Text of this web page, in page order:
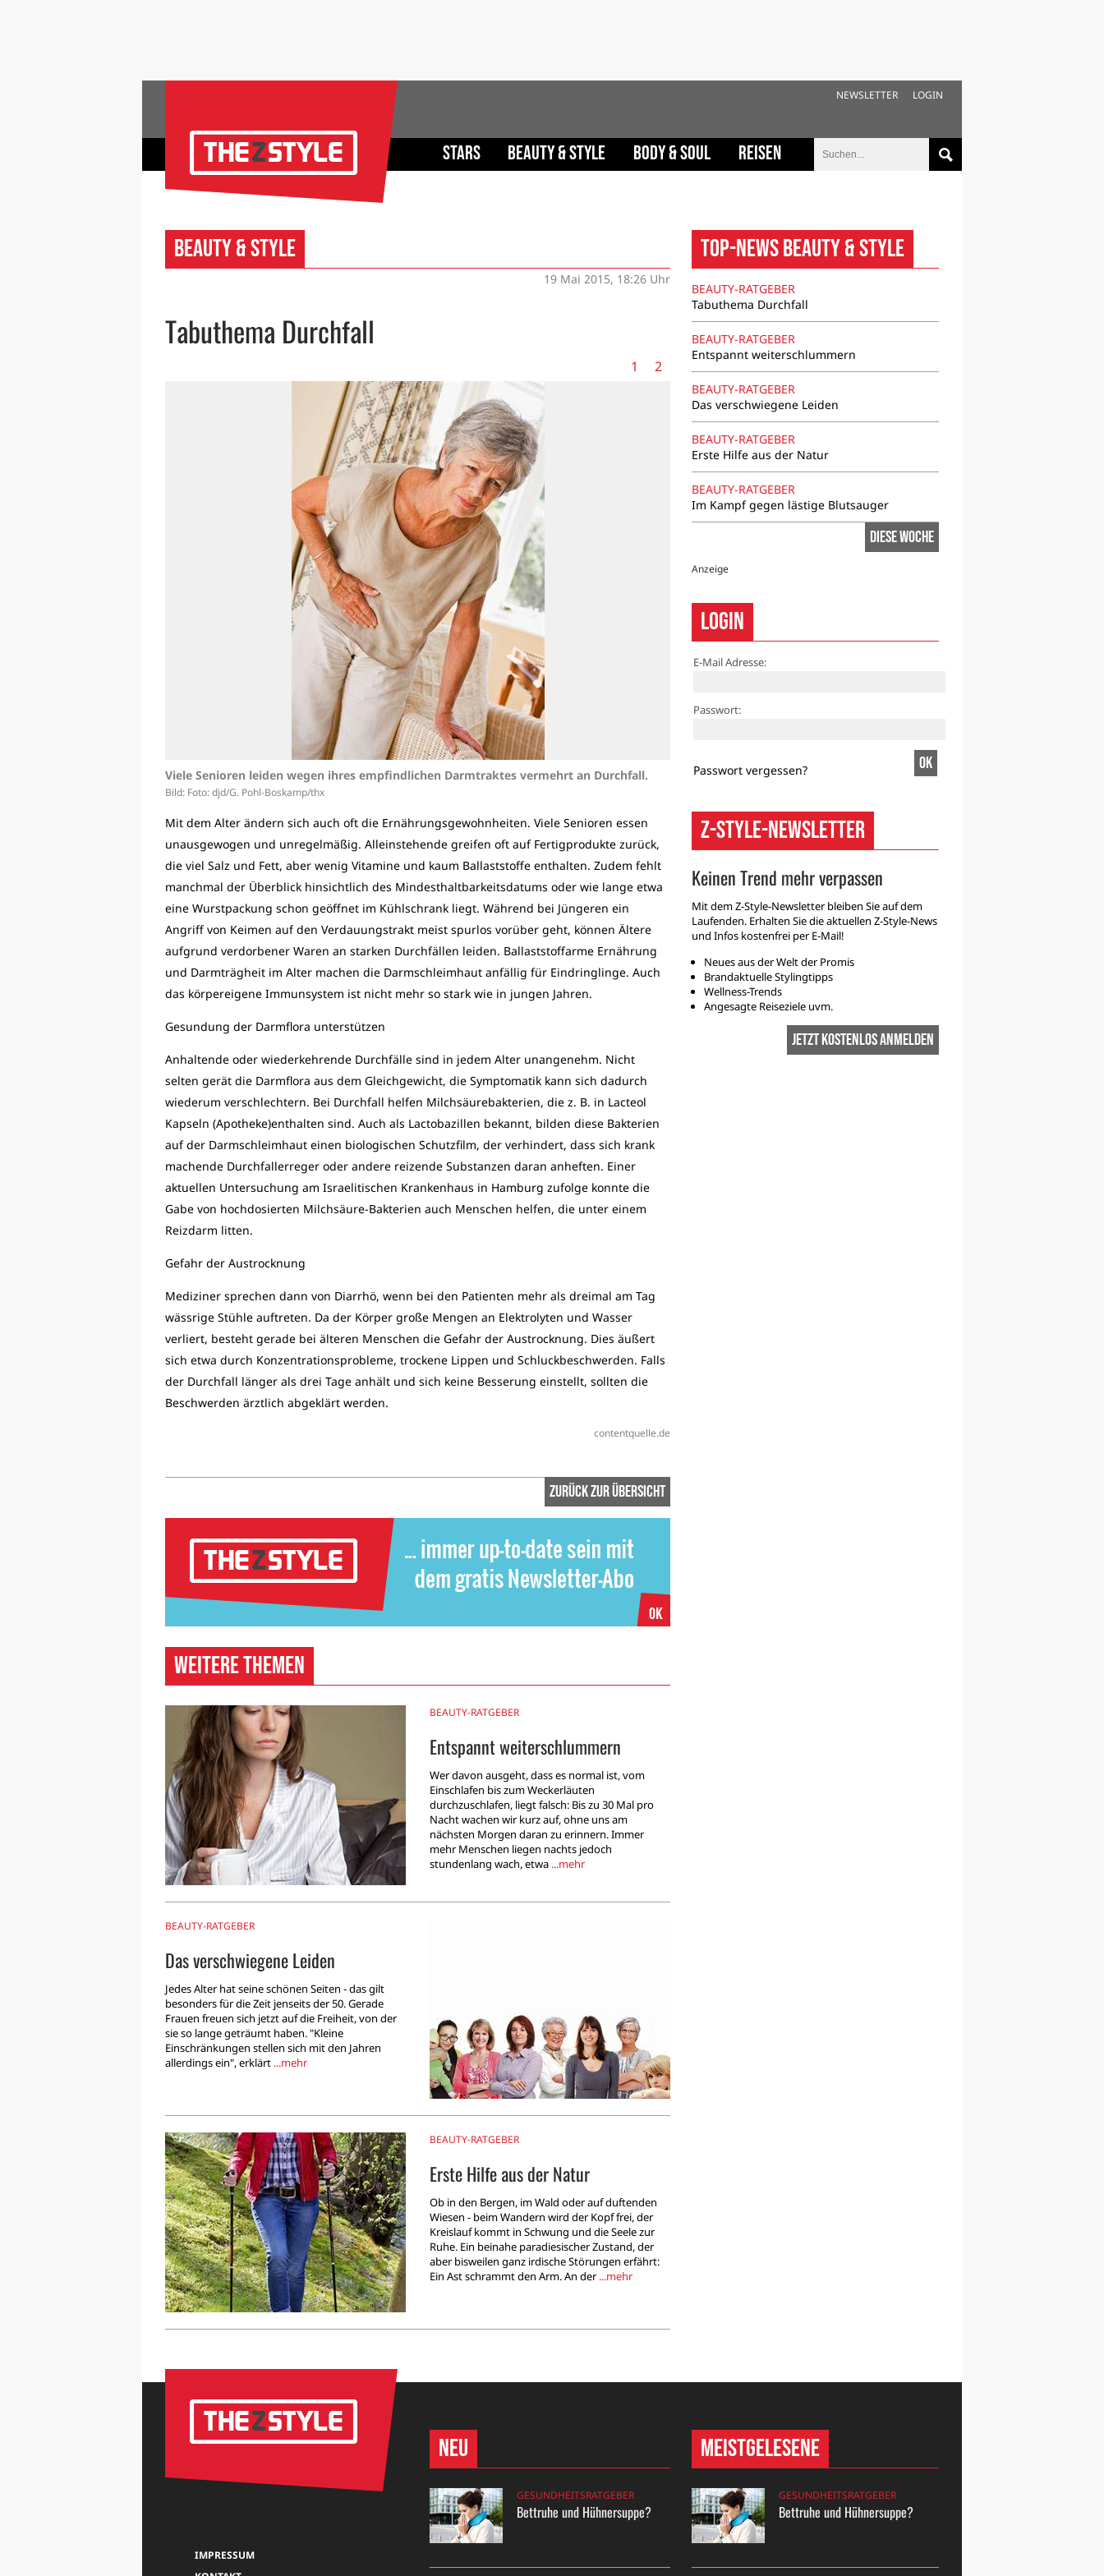
NEWSLETTER LOGIN
Stars Beauty & Style Body & Soul Reisen
Beauty & Style
19 Mai 2015, 18:26 Uhr
Tabuthema Durchfall
1 2
Viele Senioren leiden wegen ihres empfindlichen Darmtraktes vermehrt an Durchfall.
Bild: Foto: djd/G. Pohl-Boskamp/thx
Ist die Darmflora aus dem Gleichgewicht geraten, können Lactobazillen die
Bild: Foto: djd/G. Pohl-Boskamp
Mit dem Alter ändern sich auch oft die Ernährungsgewohnheiten. Viele Senioren essen
unausgewogen und unregelmäßig. Alleinstehende greifen oft auf Fertigprodukte zurück,
die viel Salz und Fett, aber wenig Vitamine und kaum Ballaststoffe enthalten. Zudem fehlt
manchmal der Überblick hinsichtlich des Mindesthaltbarkeitsdatums oder wie lange etwa
eine Wurstpackung schon geöffnet im Kühlschrank liegt. Während bei Jüngeren ein
Angriff von Keimen auf den Verdauungstrakt meist spurlos vorüber geht, können Ältere
aufgrund verdorbener Waren an starken Durchfällen leiden. Ballaststoffarme Ernährung
und Darmträgheit im Alter machen die Darmschleimhaut anfällig für Eindringlinge. Auch
das körpereigene Immunsystem ist nicht mehr so stark wie in jungen Jahren.
Gesundung der Darmflora unterstützen
Anhaltende oder wiederkehrende Durchfälle sind in jedem Alter unangenehm. Nicht
selten gerät die Darmflora aus dem Gleichgewicht, die Symptomatik kann sich dadurch
wiederum verschlechtern. Bei Durchfall helfen Milchsäurebakterien, die z. B. in Lacteol
Kapseln (Apotheke)enthalten sind. Auch als Lactobazillen bekannt, bilden diese Bakterien
auf der Darmschleimhaut einen biologischen Schutzfilm, der verhindert, dass sich krank
machende Durchfallerreger oder andere reizende Substanzen daran anheften. Einer
aktuellen Untersuchung am Israelitischen Krankenhaus in Hamburg zufolge konnte die
Gabe von hochdosierten Milchsäure-Bakterien auch Menschen helfen, die unter einem
Reizdarm litten.
Gefahr der Austrocknung
Mediziner sprechen dann von Diarrhö, wenn bei den Patienten mehr als dreimal am Tag
wässrige Stühle auftreten. Da der Körper große Mengen an Elektrolyten und Wasser
verliert, besteht gerade bei älteren Menschen die Gefahr der Austrocknung. Dies äußert
sich etwa durch Konzentrationsprobleme, trockene Lippen und Schluckbeschwerden. Falls
der Durchfall länger als drei Tage anhält und sich keine Besserung einstellt, sollten die
Beschwerden ärztlich abgeklärt werden.
contentquelle.de
zurück zur Übersicht
Weitere Themen
BEAUTY-RATGEBER
Entspannt weiterschlummern
Wer davon ausgeht, dass es normal ist, vom
Einschlafen bis zum Weckerläuten
durchzuschlafen, liegt falsch: Bis zu 30 Mal pro
Nacht wachen wir kurz auf, ohne uns am
nächsten Morgen daran zu erinnern. Immer
mehr Menschen liegen nachts jedoch
stundenlang wach, etwa ...mehr
BEAUTY-RATGEBER
Das verschwiegene Leiden
Jedes Alter hat seine schönen Seiten - das gilt
besonders für die Zeit jenseits der 50. Gerade
Frauen freuen sich jetzt auf die Freiheit, von der
sie so lange geträumt haben. "Kleine
Einschränkungen stellen sich mit den Jahren
allerdings ein", erklärt ...mehr
BEAUTY-RATGEBER
Erste Hilfe aus der Natur
Ob in den Bergen, im Wald oder auf duftenden
Wiesen - beim Wandern wird der Kopf frei, der
Kreislauf kommt in Schwung und die Seele zur
Ruhe. Ein beinahe paradiesischer Zustand, der
aber bisweilen ganz irdische Störungen erfährt:
Ein Ast schrammt den Arm. An der...mehr
Top-News Beauty & Style
BEAUTY-RATGEBER
Tabuthema Durchfall
BEAUTY-RATGEBER
Entspannt weiterschlummern
BEAUTY-RATGEBER
Das verschwiegene Leiden
BEAUTY-RATGEBER
Erste Hilfe aus der Natur
BEAUTY-RATGEBER
Im Kampf gegen lästige Blutsauger
Diese Woche
Anzeige
Login
E-Mail Adresse
Passwort
Passwort vergessen?
Z-Style-NewsLetter
Keinen Trend mehr verpassen
Mit dem Z-Style-Newsletter bleiben Sie auf dem
Laufenden. Erhalten Sie die aktuellen Z-Style-News
und Infos kostenfrei per E-Mail!
Neues aus der Welt der Promis
Brandaktuelle Stylingtipps
Wellness-Trends
Angesagte Reiseziele uvm.
Jetzt kostenlos anmelden
IMPRESSUM
Neu
GESUNDHEITSRATGEBER
Bettruhe und Hühnersuppe?
Meistgelesene
GESUNDHEITSRATGEBER
Bettruhe und Hühnersuppe?